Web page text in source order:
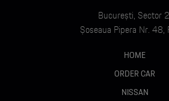
Oglinzi electrice, încălzite, pliabile, auto-
Geamuri spate fumurii (privacy glass)
Panoramă integrală (acoperiș panoramic)
București, Sector
Șoseaua Pipera Nr. 48,
HOME
ORDER CAR
NISSAN